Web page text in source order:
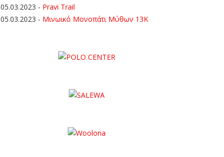
05.03.2023 - Pravi Trail
05.03.2023 - Μινωικό Μονοπάτι Μύθων 13Κ